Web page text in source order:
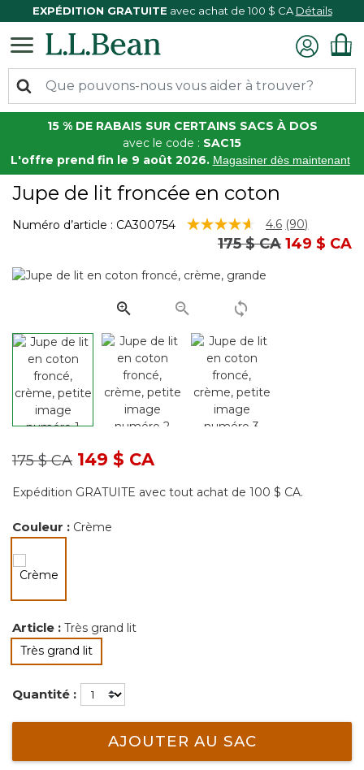
EXPÉDITION GRATUITE avec achat de 100 $ CA Détails
15 % DE RABAIS SUR CERTAINS SACS À DOS
avec le code : SAC15
L'offre prend fin le 9 août 2026. Magasiner dès maintenant
Jupe de lit froncée en coton
Numéro d’article : CA300754 5 sur 5 Évaluation des clients
4.6 Lire
les
(90)
Prix réduit de
175 $ CAà149 $ CA
Prix réduit de
175 $ CAà149 $ CA
Expédition GRATUITE avec tout achat de 100 $ CA.
Couleur : Crème
Article : Très grand lit
Très grand litsélectionné
Quantité :
AJOUTER AU SAC